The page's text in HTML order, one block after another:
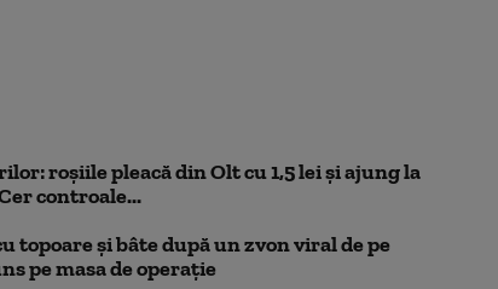
roșiile pleacă din Olt cu 1,5 lei și ajung la
controale...
topoare și bâte după un zvon viral de pe
pe masa de operație